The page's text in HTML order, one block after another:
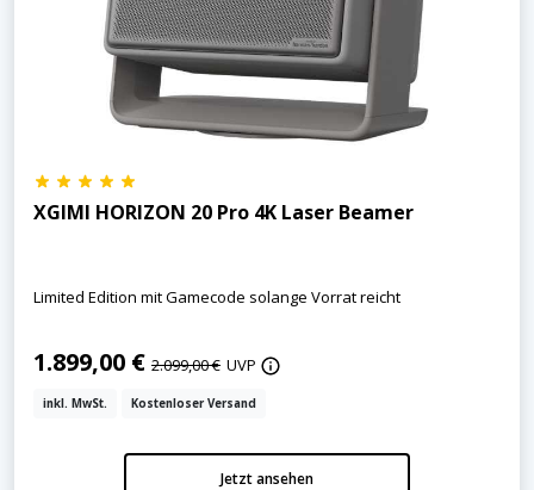
XGIMI HORIZON 20 Pro 4K Laser Beamer
Limited Edition mit Gamecode solange Vorrat reicht
1.899,00 € 2.099,00 € UVP
inkl. MwSt. Kostenloser Versand
Jetzt ansehen